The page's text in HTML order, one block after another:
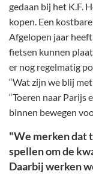
gedaan bij het K.F.
kopen. Een
Afgelopen jaar
fietsen kunnen
er nog regelmatig
“Wat zijn we blij
“Toeren naar Parijs
binnen bewegen
"We merken dat
spellen om de
Daarbij werken